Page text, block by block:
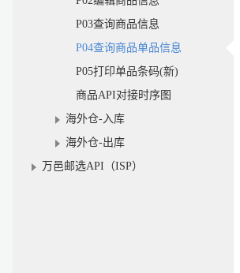
P03查询商品信息
P04查询商品单品信息
P05打印单品条码(新)
商品API对接时序图
海外仓-入库
海外仓-出库
万邑邮选API（ISP）